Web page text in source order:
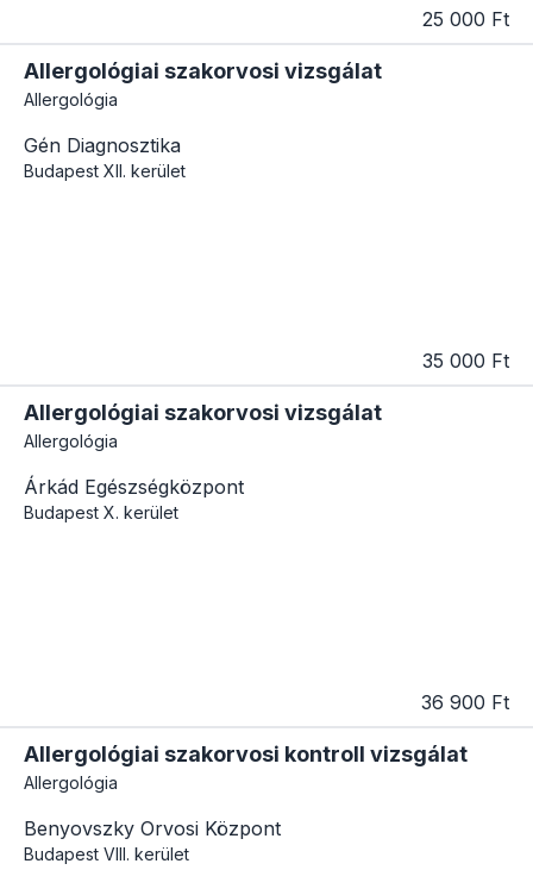
25 000 Ft
Allergológiai szakorvosi vizsgálat
Allergológia
Gén Diagnosztika
Budapest XII. kerület
35 000 Ft
Allergológiai szakorvosi vizsgálat
Allergológia
Árkád Egészségközpont
Budapest X. kerület
36 900 Ft
Allergológiai szakorvosi kontroll vizsgálat
Allergológia
Benyovszky Orvosi Központ
Budapest VIII. kerület